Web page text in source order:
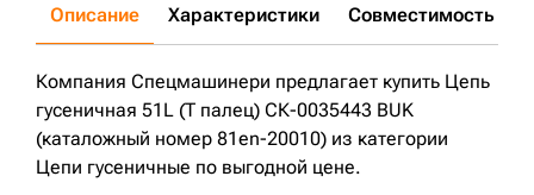
Описание Характеристики Совместимость
Компания Спецмашинери предлагает купить Цепь
гусеничная 51L (Т палец) СК-0035443 BUK
(каталожный номер 81en-20010) из категории
Цепи гусеничные по выгодной цене.